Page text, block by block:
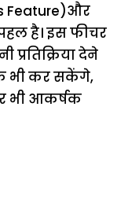
Feature)और
है। इस फीचर
देने
भी कर सकेंगे,
भी आकर्षक